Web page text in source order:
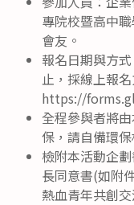
專院校暨高中
會友。
報名日期與方
止，採線上報
https://
全程參與者將
保，請自備環
檢附本活動企
長同意書(如附
熱血青年共創交